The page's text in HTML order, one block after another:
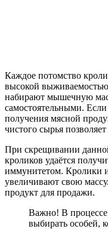
Каждое потомство
высокой
набирают мышечную
самостоятельными.
получения мясной
чистого сырья
При скрещивании
кроликов удаётся
иммунитетом. Кролики
увеличивают свою
продукт для продажи.
Важно! В
выбирать особей,